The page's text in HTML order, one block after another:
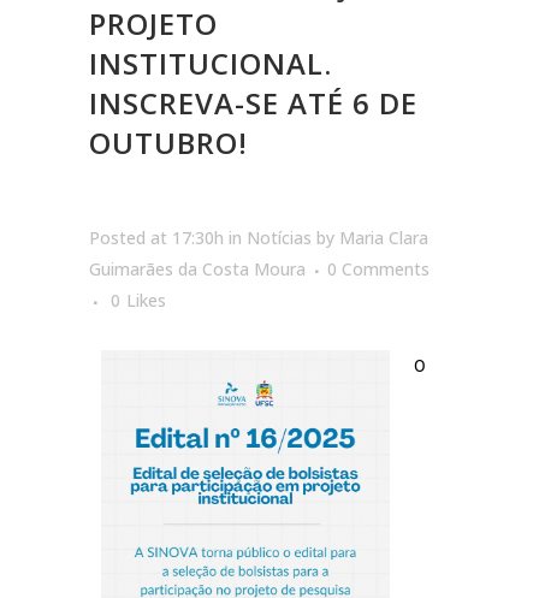
PROJETO
INSTITUCIONAL.
INSCREVA-SE ATÉ 6 DE
OUTUBRO!
Posted at 17:30h in Notícias by Maria Clara
Guimarães da Costa Moura
0 Comments
0 Likes
O